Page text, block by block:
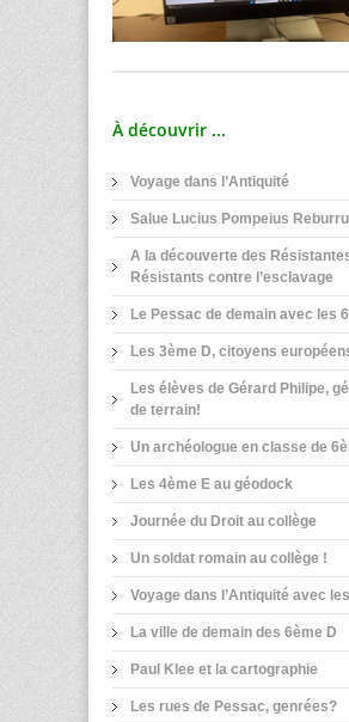
À découvrir ...
Voyage dans l’Antiquité
Salue Lucius Pompeius
A la découverte des
Résistants contre l’esclavage
Le Pessac de demain avec les
Les 3ème D, citoyens
Les élèves de Gérard Philipe,
de terrain!
Un archéologue en classe de
Les 4ème E au géodock
Journée du Droit au collège
Un soldat romain au collège !
Voyage dans l’Antiquité avec
La ville de demain des 6ème D
Paul Klee et la cartographie
Les rues de Pessac, genrées?